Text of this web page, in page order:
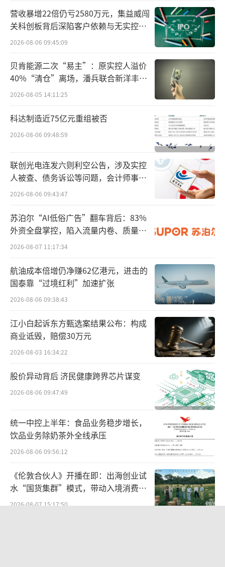
线京东，G1售价9.9万元，预计45天交货；H1
售价65万元，预计60天交货。
3月，宇树入驻速卖通开设官方旗舰店，上
线G1和H1两款人形机器人，海外版G1起售价1.
6万美元（约合人民币11.6万元）。
以及连续登上李佳琦和罗永浩的直播间，
这些都是宇树借助电商赛道，来冲击C端市场。
作为具身智能赛道里的头号玩家，宇树是
机器人企业里商业化进展最好的一个，但它的
客户也绝大多数来源于B端。
高工机器人产业研究所数据显示，2024年
宇树机器狗年销量高达2.37万台，约占全球市
场69.75%的份额。
除了机器狗之外，在2024年，宇树实现人
形机器人交付量突破1500台，创全球纪录。
是很渺小，但机器人定价却极为高昂，标准版
售价99000元，而EDU旗舰版最高达349000
元。
营收暴增22倍仍亏2580万元，集益威闯
关科创板背后深陷客户依赖与无实控人
困局
2026-08-06 09:45:09
贝肯能源二次“易主”：原实控人溢价
40%“清仓”离场，潘兵联合新洋丰、
宏科百世拟入主
2026-08-05 14:11:25
科达制造近75亿元重组被否
2026-08-06 09:48:59
联创光电连发六则利空公告，涉及实控
人被查、债务诉讼等问题，会计师事务
所曾出具“保留意见”
2026-08-06 09:43:47
苏泊尔“AI低俗广告”翻车背后：83%
外资全盘掌控，陷入流量内卷、质量频
发的负循环
2026-08-07 11:17:34
航油成本倍增仍净赚62亿港元，进击的
国泰靠“过境红利”加速扩张
2026-08-06 09:38:43
江小白起诉东方甄选案结果公布：构成
商业诋毁，赔偿30万元
2026-08-03 16:34:22
股价异动背后 济民健康跨界芯片谋变
2026-08-06 09:47:49
统一中控上半年：食品业务稳步增长，
饮品业务除奶茶外全线承压
2026-08-06 09:56:12
《伦敦合伙人》开播在即：出海创业试
水“国货集群”模式，带动入境消费反
向种草
2026-08-07 15:17:50